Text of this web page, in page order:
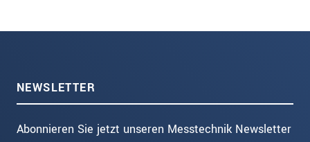
NEWSLETTER
Abonnieren Sie jetzt unseren Messtechnik Newsletter